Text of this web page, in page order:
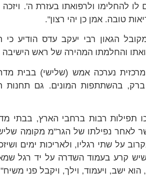
לו להחלימו ולרפואתו בעזרת ה'.
טובה. אמן כן יהי רצון".
הגאון רבי יעקב עדס הודיע
והחלמתו המהירה של ראש
נערכה אמש (שלישי) בבית
בהשתתפות המונים. גם תחנות
תפילות רבות ברחבי הארץ, בבתי
לאחר נפילתו של הגר"מ מקומה
על שתי רגליו, ולאריכות ימים
שיש קרע בעמוד השדרה על יד רגל
ישב, ויעמוד, וילך, ויקבל פני משיח"